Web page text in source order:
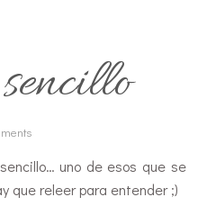
uno de esos que se
que releer para entender ;)